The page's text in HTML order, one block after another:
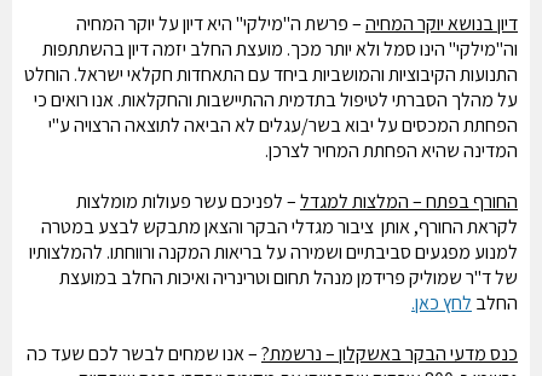
דיון בנושא יוקר המחיה–פרשת ה"מילקי" היא דיון על יוקר המחיה
וה"מילקי" הינו סמל ולא יותר מכך. מועצת החלב יזמה דיון בהשתתפות
התנועות הקיבוציות והמושביות ביחד עם התאחדות חקלאי ישראל. הוחלט
על מהלך הסברתי לטיפול בתדמית ההתיישבות והחקלאות. אנו רואים כי
הפחתת המכסים על יבוא בשר/עגלים לא הביאה לתוצאה הרצויה ע"י
המדינה שהיא הפחתת המחיר לצרכן.
החורף בפתח – המלצות למגדל–לפניכם עשר פעולות מומלצות
לקראת החורף, אותן ציבור מגדלי הבקר והצאן מתבקש לבצע במטרה
למנוע מפגעים סביבתיים ושמירה על בריאות המקנה ורווחתו. להמלצותיו
של ד"ר שמוליק פרידמן מנהל תחום וטרינריה ואיכות החלב במועצת
החלב לחץ כאן.
כנס מדעי הבקר באשקלון – נרשמת?– אנו שמחים לבשר לכם שעד כה